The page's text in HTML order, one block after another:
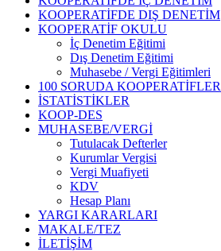
KOOPERATİFDE DIŞ DENETİM
KOOPERATİF OKULU
İç Denetim Eğitimi
Dış Denetim Eğitimi
Muhasebe / Vergi Eğitimleri
100 SORUDA KOOPERATİFLER
İSTATİSTİKLER
KOOP-DES
MUHASEBE/VERGİ
Tutulacak Defterler
Kurumlar Vergisi
Vergi Muafiyeti
KDV
Hesap Planı
YARGI KARARLARI
MAKALE/TEZ
İLETİŞİM